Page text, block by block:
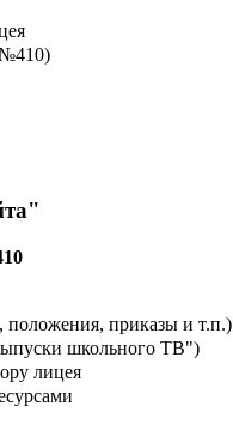
приказы и т.п.)
школьного ТВ")
лицея